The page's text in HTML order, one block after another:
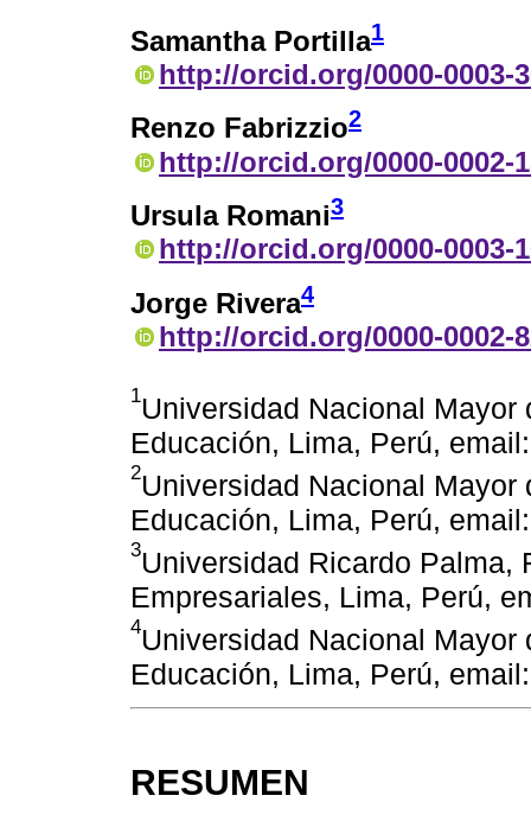
Samantha Portilla1
http://orcid.org/0000-0003-
Renzo Fabrizzio2
http://orcid.org/0000-0002-
Ursula Romani3
http://orcid.org/0000-0003-
Jorge Rivera4
http://orcid.org/0000-0002-
1Universidad Nacional
Educación, Lima, Perú,
2Universidad Nacional
Educación, Lima, Perú,
3Universidad Ricardo Palma,
Empresariales, Lima, Perú,
4Universidad Nacional
Educación, Lima, Perú,
RESUMEN